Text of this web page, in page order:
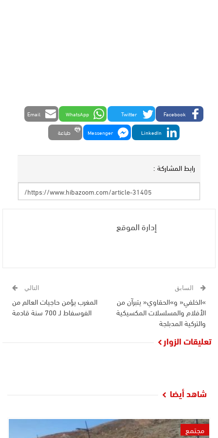
Facebook
Twitter
WhatsApp
Email
LinkedIn
Messenger طباعة
رابط المشاركة :
إدارة الموقع
السابق
»الخلفي« و»الحقاوي« يتبرآن من
الأفلام والمسلسلات المكسيكية
والتركية المدبلجة
التالي
المغرب يؤمن حاجيات العالم من
الفوسفاط لـ 700 سنة قادمة
تعليقات الزوار
شاهد أيضا
مجتمع